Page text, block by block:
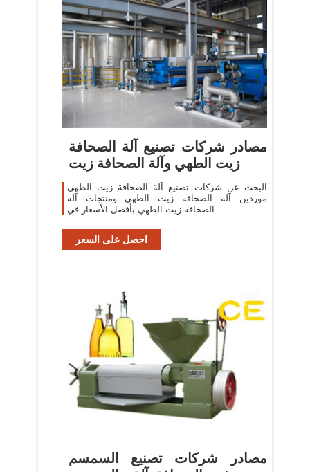
مصادر شركات تصنيع آلة الصحافة
زيت الطهي وآلة الصحافة زيت
البحث عن شركات تصنيع آلة الصحافة زيت الطهي
موردين آلة الصحافة زيت الطهي ومنتجات آلة
الصحافة زيت الطهي بأفضل الأسعار في
احصل على السعر
مصادر شركات تصنيع السمسم